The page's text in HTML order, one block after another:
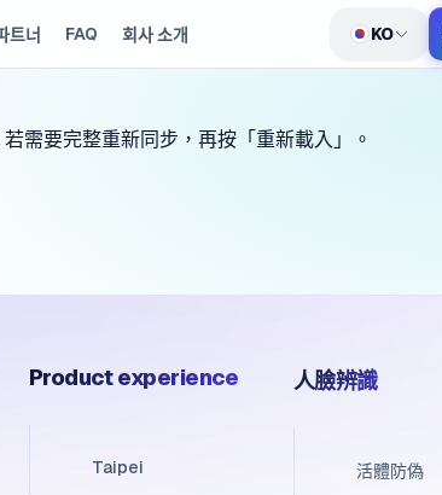
트너 FAQ 회사 소개 언어 전환
KO
需要完整重新同步，再按「重新載入」。
Product experience
Taipei
人臉辨識
活體防偽